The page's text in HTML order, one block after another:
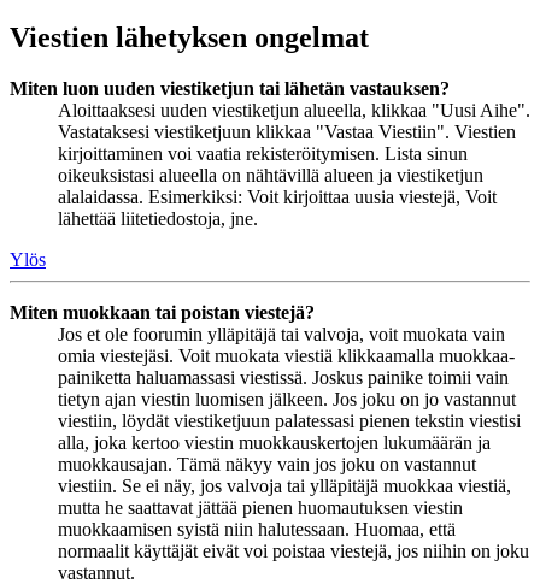
Viestien lähetyksen ongelmat
Miten luon uuden viestiketjun tai lähetän vastauksen?
Aloittaaksesi uuden viestiketjun alueella, klikkaa "Uusi Aihe".
Vastataksesi viestiketjuun klikkaa "Vastaa Viestiin". Viestien
kirjoittaminen voi vaatia rekisteröitymisen. Lista sinun
oikeuksistasi alueella on nähtävillä alueen ja viestiketjun
alalaidassa. Esimerkiksi: Voit kirjoittaa uusia viestejä, Voit
lähettää liitetiedostoja, jne.
Ylös
Miten muokkaan tai poistan viestejä?
Jos et ole foorumin ylläpitäjä tai valvoja, voit muokata vain
omia viestejäsi. Voit muokata viestiä klikkaamalla muokkaa-
painiketta haluamassasi viestissä. Joskus painike toimii vain
tietyn ajan viestin luomisen jälkeen. Jos joku on jo vastannut
viestiin, löydät viestiketjuun palatessasi pienen tekstin viestisi
alla, joka kertoo viestin muokkauskertojen lukumäärän ja
muokkausajan. Tämä näkyy vain jos joku on vastannut
viestiin. Se ei näy, jos valvoja tai ylläpitäjä muokkaa viestiä,
mutta he saattavat jättää pienen huomautuksen viestin
muokkaamisen syistä niin halutessaan. Huomaa, että
normaalit käyttäjät eivät voi poistaa viestejä, jos niihin on joku
vastannut.